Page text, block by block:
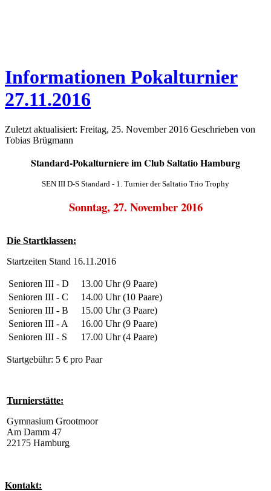
Informationen Pokalturnier
27.11.2016
Zuletzt aktualisiert: Freitag, 25. November 2016 Geschrieben von
Tobias Brügmann
Standard-Pokalturniere im Club Saltatio Hamburg
SEN III D-S Standard - 1. Turnier der Saltatio Trio Trophy
Sonntag, 27. November 2016
Die Startklassen:
Startzeiten Stand 16.11.2016
Senioren III - D
13.00 Uhr (9 Paare)
Senioren III - C
14.00 Uhr (10 Paare)
Senioren III - B
15.00 Uhr (3 Paare)
Senioren III - A
16.00 Uhr (9 Paare)
Senioren III - S
17.00 Uhr (4 Paare)
Startgebühr: 5 € pro Paar
Turnierstätte:
Gymnasium Grootmoor
Am Damm 47
22175 Hamburg
Kontakt: